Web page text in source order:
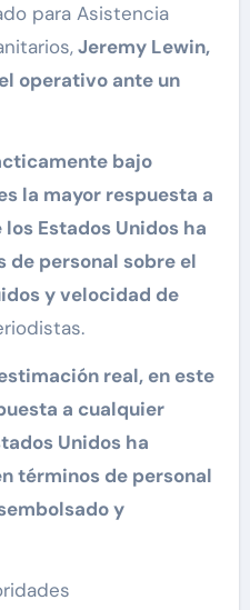
para Asistencia
Jeremy Lewin,
operativo ante un
bajo
la mayor respuesta a
Estados Unidos ha
de personal sobre el
y velocidad de
real, en este
a cualquier
Unidos ha
términos de personal
y